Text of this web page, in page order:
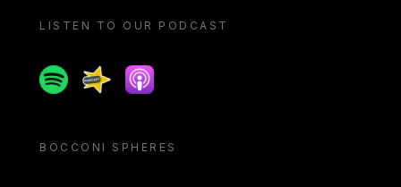
LISTEN TO OUR PODCAST
SpotifySpreakerApple podcast
BOCCONI SPHERES